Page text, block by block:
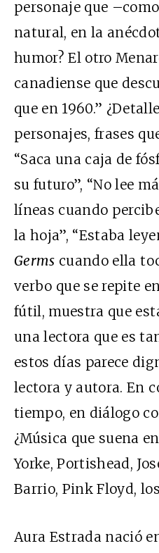
personaje que
natural, en la
humor? El otro
canadiense que
que en 1960.”
personajes, frases
“Saca una caja de
su futuro”, “No lee
líneas cuando
la hoja”, “Estaba
Germs cuando ella
verbo que se repite
fútil, muestra que
una lectora que es
estos días parece
lectora y autora. En
tiempo, en diálogo
¿Música que suena
Yorke, Portishead,
Barrio, Pink Floyd,
Aura Estrada nació